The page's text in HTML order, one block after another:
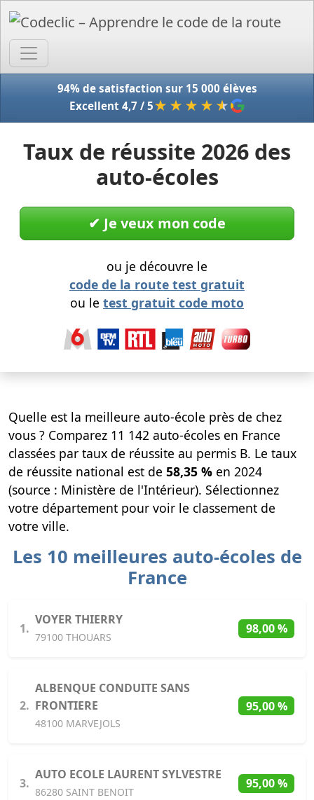
94% de satisfaction sur 15 000 élèves
Excellent 4,7 / 5★★★★ ★
Taux de réussite 2026 des
auto-écoles
✔︎ Je veux mon code
ou je découvre le
code de la route test gratuit
ou le test gratuit code moto
Quelle est la meilleure auto-école près de chez
vous ? Comparez 11 142 auto-écoles en France
classées par taux de réussite au permis B. Le taux
de réussite national est de 58,35 % en 2024
(source : Ministère de l'Intérieur). Sélectionnez
votre département pour voir le classement de
votre ville.
Les 10 meilleures auto-écoles de
France
1.
VOYER THIERRY
79100 THOUARS
98,00 %
2.
ALBENQUE CONDUITE SANS
FRONTIERE
48100 MARVEJOLS
95,00 %
3.
AUTO ECOLE LAURENT SYLVESTRE
86280 SAINT BENOIT
95,00 %